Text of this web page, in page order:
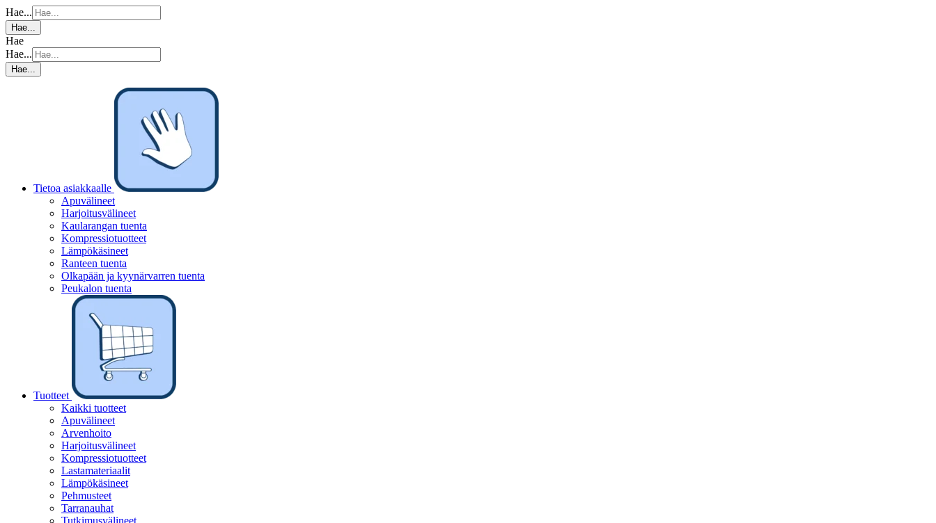
Hae...
Hae...
Hae
Hae...
Hae...
Tietoa asiakkaalle
Apuvälineet
Harjoitusvälineet
Kaularangan tuenta
Kompressiotuotteet
Lämpökäsineet
Ranteen tuenta
Olkapään ja kyynärvarren tuenta
Peukalon tuenta
Tuotteet
Kaikki tuotteet
Apuvälineet
Arvenhoito
Harjoitusvälineet
Kompressiotuotteet
Lastamateriaalit
Lämpökäsineet
Pehmusteet
Tarranauhat
Tutkimusvälineet